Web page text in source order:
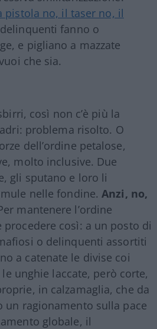
pistola no, il taser no, il
fanno o
e pigliano a mazzate
che sia.
così non c’è più la
problema risolto. O
dell’ordine petalose,
molto inclusive. Due
gli sputano e loro li
nelle fondine.Anzi, no,
mantenere l’ordine
così: a un posto di
o delinquenti assortiti
a catenate le divise coi
unghie laccate, però corte,
in calzamaglia, che da
un ragionamento sulla pace
globale, il